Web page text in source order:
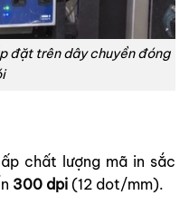
đặt trên dây chuyền đóng
chất lượng mã in sắc
300 dpi(12 dot/mm).